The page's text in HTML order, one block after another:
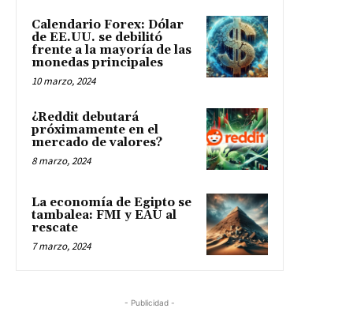
Calendario Forex: Dólar
de EE.UU. se debilitó
frente a la mayoría de las
monedas principales
10 marzo, 2024
¿Reddit debutará
próximamente en el
mercado de valores?
8 marzo, 2024
La economía de Egipto se
tambalea: FMI y EAU al
rescate
7 marzo, 2024
- Publicidad -